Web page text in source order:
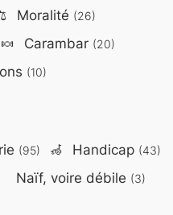
Moralité (26)
🍬 Carambar (20)
(10)
(95) 🦽 Handicap (43)
Naïf, voire débile (3)